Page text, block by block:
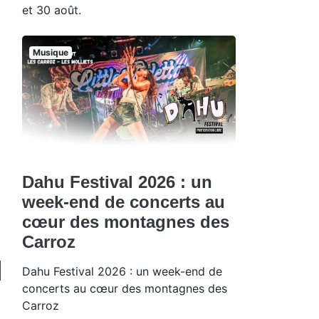
et 30 août.
Musique
Dahu Festival 2026 : un
week-end de concerts au
cœur des montagnes des
Carroz
Dahu Festival 2026 : un week-end de
concerts au cœur des montagnes des
Carroz